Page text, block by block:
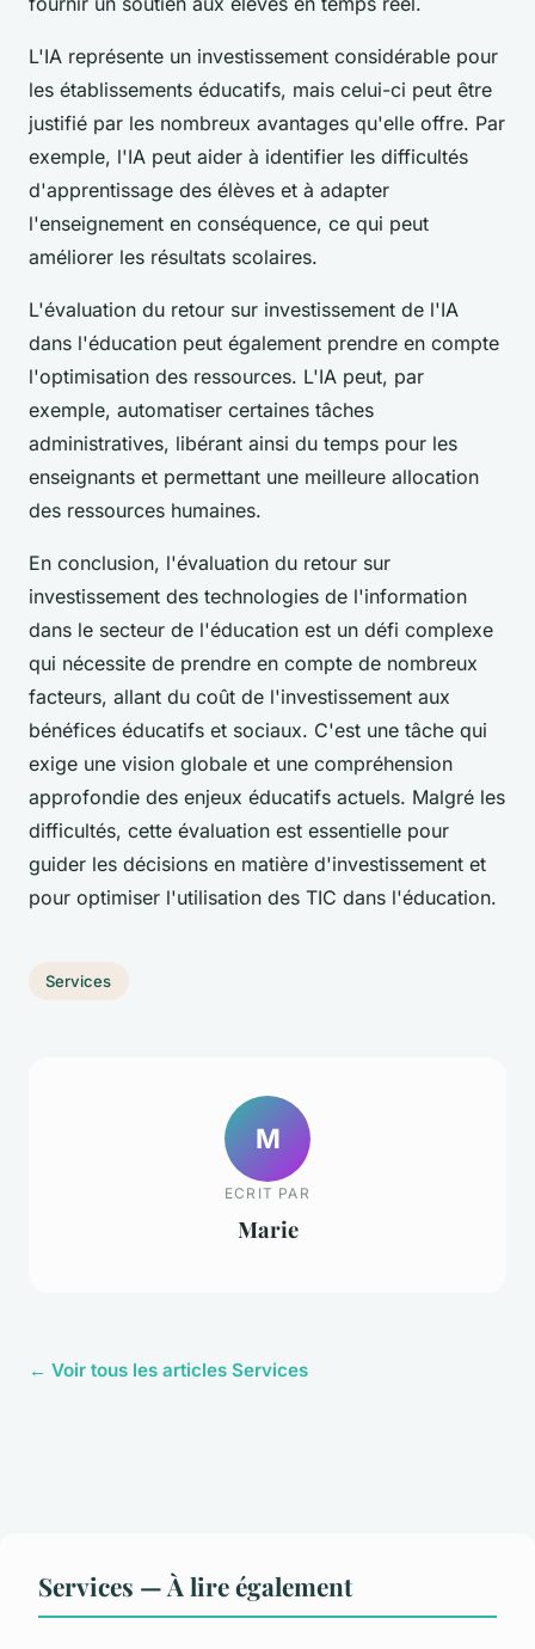
L'IA représente un investissement considérable pour
les établissements éducatifs, mais celui-ci peut être
justifié par les nombreux avantages qu'elle offre. Par
exemple, l'IA peut aider à identifier les difficultés
d'apprentissage des élèves et à adapter
l'enseignement en conséquence, ce qui peut
améliorer les résultats scolaires.
L'évaluation du retour sur investissement de l'IA
dans l'éducation peut également prendre en compte
l'optimisation des ressources. L'IA peut, par
exemple, automatiser certaines tâches
administratives, libérant ainsi du temps pour les
enseignants et permettant une meilleure allocation
des ressources humaines.
En conclusion, l'évaluation du retour sur
investissement des technologies de l'information
dans le secteur de l'éducation est un défi complexe
qui nécessite de prendre en compte de nombreux
facteurs, allant du coût de l'investissement aux
bénéfices éducatifs et sociaux. C'est une tâche qui
exige une vision globale et une compréhension
approfondie des enjeux éducatifs actuels. Malgré les
difficultés, cette évaluation est essentielle pour
guider les décisions en matière d'investissement et
pour optimiser l'utilisation des TIC dans l'éducation.
Services
M
ECRIT PAR
Marie
← Voir tous les articles Services
Services — À lire également